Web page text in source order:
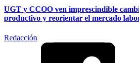
UGT y CCOO ven imprescindible
productivo y reorientar el mercado
Redacción